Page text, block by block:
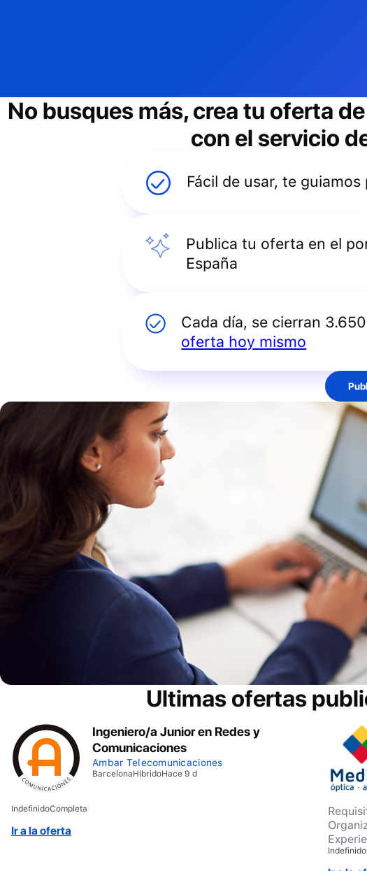
No busques más, crea tu oferta de
con el servicio
Fácil de usar, te guiamos
Publica tu oferta en el
España
Cada día, se cierran
oferta hoy mismo
Ultimas ofertas
Ingeniero/a Junior en Redes y
Comunicaciones
Ambar Telecomunicaciones
BarcelonaHíbridoHace 9 d
IndefinidoCompleta
Ir a la oferta
Indefinido